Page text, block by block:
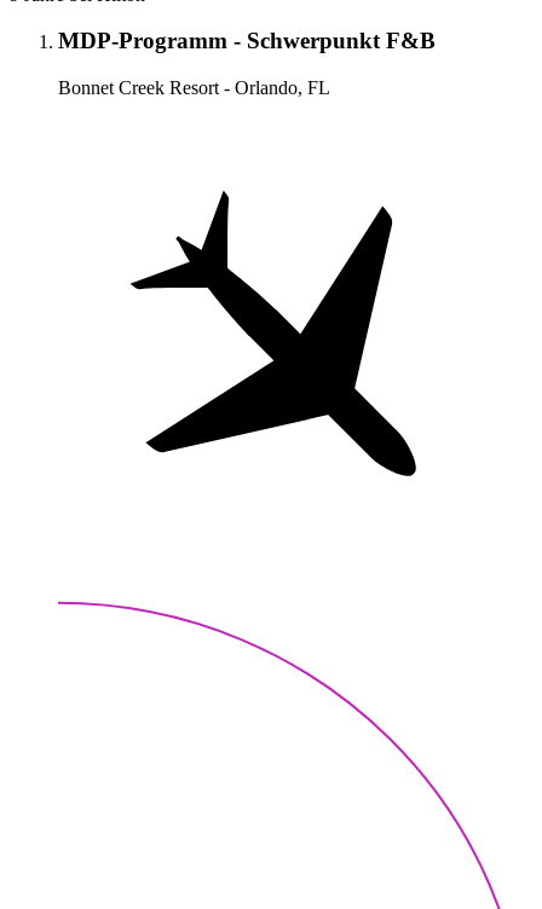
MDP-Programm - Schwerpunkt F&B
Bonnet Creek Resort - Orlando, FL